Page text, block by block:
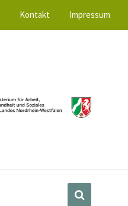
Kontakt Impressum